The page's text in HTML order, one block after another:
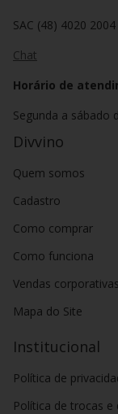
SAC (48) 4020 2004
Chat
Horário de
Segunda a sábado
Divvino
Quem somos
Cadastro
Como comprar
Como funciona
Vendas corporativas
Mapa do Site
Institucional
Política de
Política de trocas e